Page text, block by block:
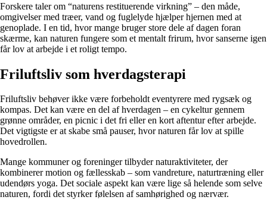
Forskere taler om “naturens restituerende virkning” – den måde,
omgivelser med træer, vand og fuglelyde hjælper hjernen med at
genoplade. I en tid, hvor mange bruger store dele af dagen foran
skærme, kan naturen fungere som et mentalt frirum, hvor sanserne igen
får lov at arbejde i et roligt tempo.
Friluftsliv som hverdagsterapi
Friluftsliv behøver ikke være forbeholdt eventyrere med rygsæk og
kompas. Det kan være en del af hverdagen – en cykeltur gennem
grønne områder, en picnic i det fri eller en kort aftentur efter arbejde.
Det vigtigste er at skabe små pauser, hvor naturen får lov at spille
hovedrollen.
Mange kommuner og foreninger tilbyder naturaktiviteter, der
kombinerer motion og fællesskab – som vandreture, naturtræning eller
udendørs yoga. Det sociale aspekt kan være lige så helende som selve
naturen, fordi det styrker følelsen af samhørighed og nærvær.